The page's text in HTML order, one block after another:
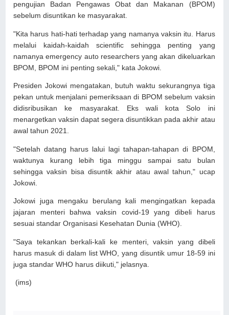
pengujian Badan Pengawas Obat dan Makanan (BPOM)
sebelum disuntikan ke masyarakat.
"Kita harus hati-hati terhadap yang namanya vaksin itu. Harus
melalui kaidah-kaidah scientific sehingga penting yang
namanya emergency auto researchers yang akan dikeluarkan
BPOM, BPOM ini penting sekali," kata Jokowi.
Presiden Jokowi mengatakan, butuh waktu sekurangnya tiga
pekan untuk menjalani pemeriksaan di BPOM sebelum vaksin
didisribusikan ke masyarakat. Eks wali kota Solo ini
menargetkan vaksin dapat segera disuntikkan pada akhir atau
awal tahun 2021.
"Setelah datang harus lalui lagi tahapan-tahapan di BPOM,
waktunya kurang lebih tiga minggu sampai satu bulan
sehingga vaksin bisa disuntik akhir atau awal tahun," ucap
Jokowi.
Jokowi juga mengaku berulang kali mengingatkan kepada
jajaran menteri bahwa vaksin covid-19 yang dibeli harus
sesuai standar Organisasi Kesehatan Dunia (WHO).
"Saya tekankan berkali-kali ke menteri, vaksin yang dibeli
harus masuk di dalam list WHO, yang disuntik umur 18-59 ini
juga standar WHO harus diikuti," jelasnya.
(ims)